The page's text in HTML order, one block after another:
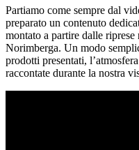
Partiamo come sempre dal
preparato un contenuto
montato a partire dalle
Norimberga. Un modo
prodotti presentati,
raccontate durante la nostra